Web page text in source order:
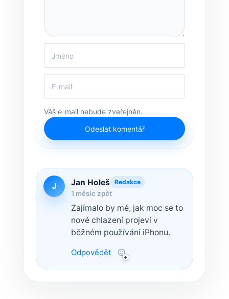
Váš e-mail nebude zveřejněn.
Odeslat komentář
J Jan Holeš Redakce
1 měsíc zpět
Zajímalo by mě, jak moc se to
nové chlazení projeví v
běžném používání iPhonu.
Odpovědět·